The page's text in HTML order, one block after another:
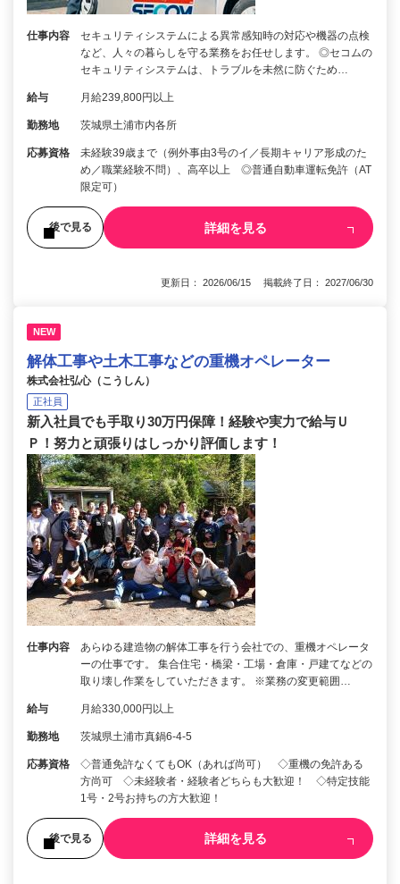
仕事内容
セキュリティシステムによる異常感知時の対応や機器の点検
など、人々の暮らしを守る業務をお任せします。 ◎セコムの
セキュリティシステムは、トラブルを未然に防ぐため…
給与 月給239,800円以上
勤務地 茨城県土浦市内各所
応募資格
未経験39歳まで（例外事由3号のイ／長期キャリア形成のた
め／職業経験不問）、高卒以上 ◎普通自動車運転免許（AT
限定可）
後で見る 詳細を見る
更新日： 2026/06/15 掲載終了日： 2027/06/30
NEW
解体工事や土木工事などの重機オペレーター
株式会社弘心（こうしん）
正社員
新入社員でも手取り30万円保障！経験や実力で給与Ｕ
Ｐ！努力と頑張りはしっかり評価します！
仕事内容
あらゆる建造物の解体工事を行う会社での、重機オペレータ
ーの仕事です。 集合住宅・橋梁・工場・倉庫・戸建てなどの
取り壊し作業をしていただきます。 ※業務の変更範囲…
給与 月給330,000円以上
勤務地 茨城県土浦市真鍋6-4-5
応募資格
◇普通免許なくてもOK（あれば尚可） ◇重機の免許ある
方尚可 ◇未経験者・経験者どちらも大歓迎！ ◇特定技能
1号・2号お持ちの方大歓迎！
後で見る 詳細を見る